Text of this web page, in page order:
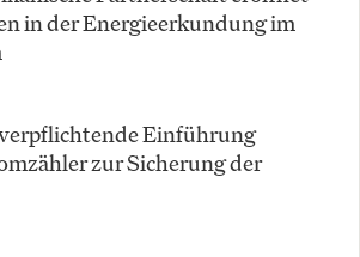
in der Energieerkundung im
Einführung
zur Sicherung der